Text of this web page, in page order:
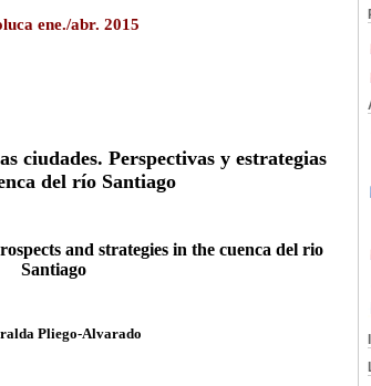
ene./abr. 2015
ciudades. Perspectivas y estrategias
del río Santiago
and strategies in the cuenca del rio
Santiago
Pliego-Alvarado